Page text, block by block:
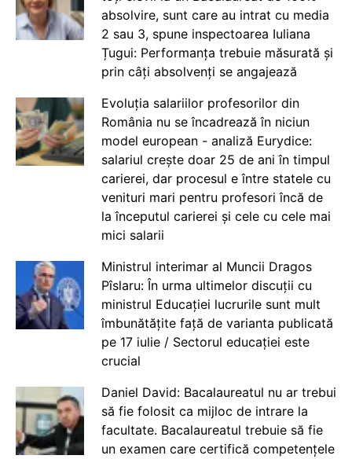
absolvire, sunt care au intrat cu media
2 sau 3, spune inspectoarea Iuliana
Țugui: Performanța trebuie măsurată și
prin câți absolvenți se angajează
Evoluția salariilor profesorilor din
România nu se încadrează în niciun
model european - analiză Eurydice:
salariul crește doar 25 de ani în timpul
carierei, dar procesul e între statele cu
venituri mari pentru profesori încă de
la începutul carierei și cele cu cele mai
mici salarii
Ministrul interimar al Muncii Dragos
Pîslaru: În urma ultimelor discuții cu
ministrul Educației lucrurile sunt mult
îmbunătățite față de varianta publicată
pe 17 iulie / Sectorul educației este
crucial
Daniel David: Bacalaureatul nu ar trebui
să fie folosit ca mijloc de intrare la
facultate. Bacalaureatul trebuie să fie
un examen care certifică competențele